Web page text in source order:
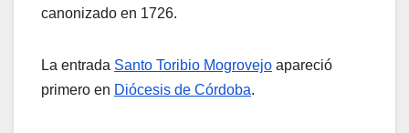
canonizado en 1726.
La entrada Santo Toribio Mogrovejo apareció
primero en Diócesis de Córdoba.